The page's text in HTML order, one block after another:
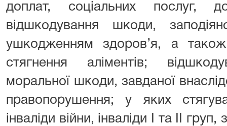
доплат, соціальних послуг,
відшкодування шкоди,
ушкодженням здоров’я, а
стягнення аліментів;
моральної шкоди, завданої
правопорушення; у яких
інваліди війни, інваліди I та II